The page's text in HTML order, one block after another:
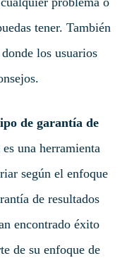
tener. También
los usuarios
de garantía de
una herramienta
según el enfoque
de resultados
encontrado éxito
de su enfoque de